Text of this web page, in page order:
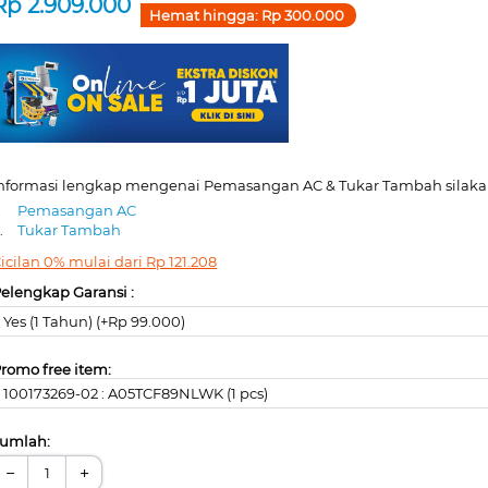
2.909.000 Hemat hingga: Rp300.000
lengkap mengenai Pemasangan AC & Tukar Tambah
Pemasangan AC
Tukar Tambah
0% mulai dari Rp121.208
Garansi :
Yes (1 Tahun) (+Rp 99.000)
free item:
100173269-02 : A05TCF89NLWK (1 pcs)
− +